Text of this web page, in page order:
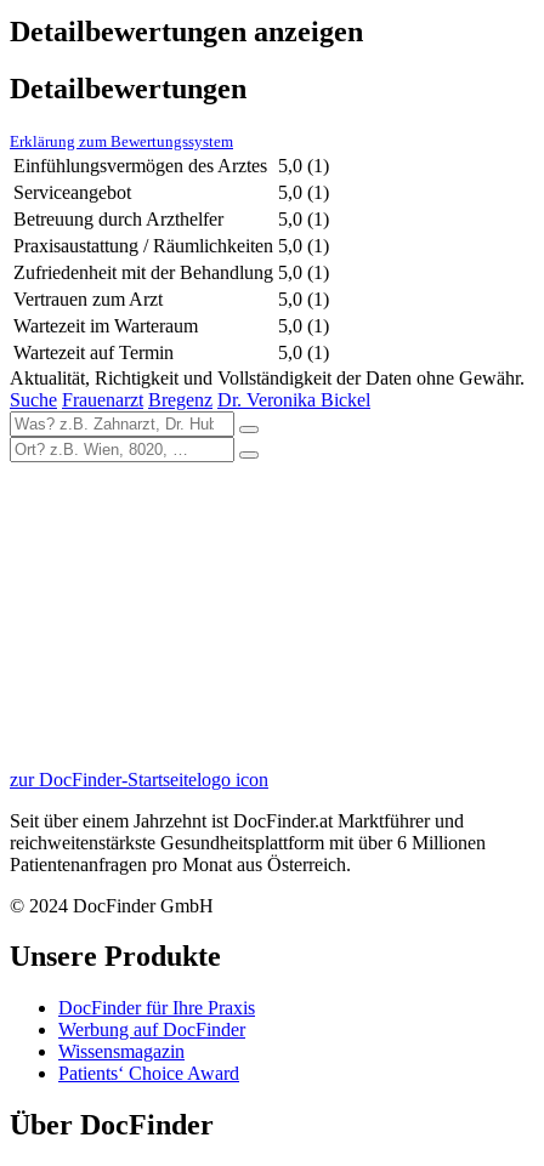
Detailbewertungen anzeigen
Detailbewertungen
Erklärung zum Bewertungssystem
Einfühlungsvermögen des Arztes 5,0 (1)
Serviceangebot
5,0 (1)
Betreuung durch Arzthelfer
5,0 (1)
Praxisaustattung / Räumlichkeiten 5,0 (1)
Zufriedenheit mit der Behandlung 5,0 (1)
Vertrauen zum Arzt
5,0 (1)
Wartezeit im Warteraum
5,0 (1)
Wartezeit auf Termin
5,0 (1)
Aktualität, Richtigkeit und Vollständigkeit der Daten ohne Gewähr.
Suche Frauenarzt Bregenz Dr. Veronika Bickel
zur DocFinder-Startseitelogo icon
Seit über einem Jahrzehnt ist DocFinder.at Marktführer und
reichweitenstärkste Gesundheitsplattform mit über 6 Millionen
Patientenanfragen pro Monat aus Österreich.
© 2024 DocFinder GmbH
Unsere Produkte
DocFinder für Ihre Praxis
Werbung auf DocFinder
Wissensmagazin
Patients‘ Choice Award
Über DocFinder